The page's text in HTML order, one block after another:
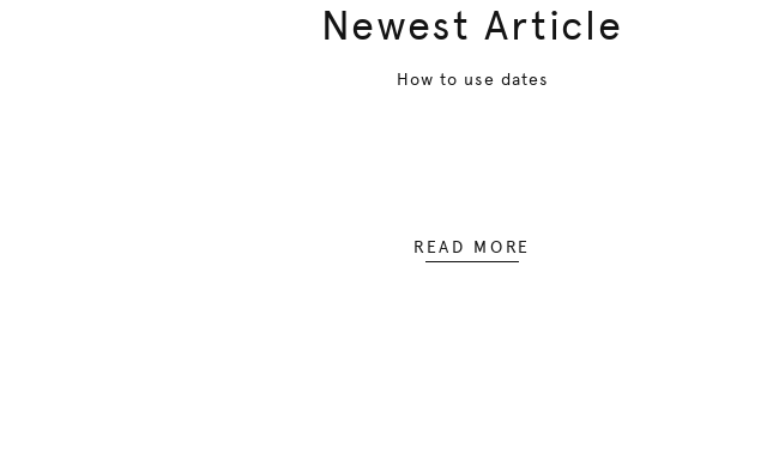
Newest Article
How to use dates
READ MORE